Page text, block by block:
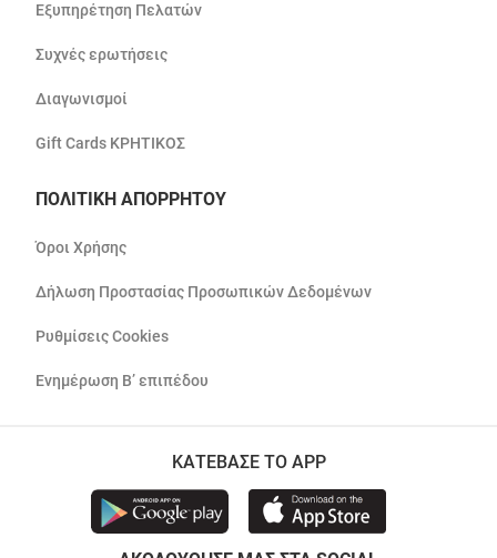
Εξυπηρέτηση Πελατών
Συχνές ερωτήσεις
Διαγωνισμοί
Gift Cards ΚΡΗΤΙΚΟΣ
ΠΟΛΙΤΙΚΗ ΑΠΟΡΡΗΤΟΥ
Όροι Χρήσης
Δήλωση Προστασίας Προσωπικών Δεδομένων
Ρυθμίσεις Cookies
Ενημέρωση Β’ επιπέδου
ΚΑΤΕΒΑΣΕ ΤΟ APP